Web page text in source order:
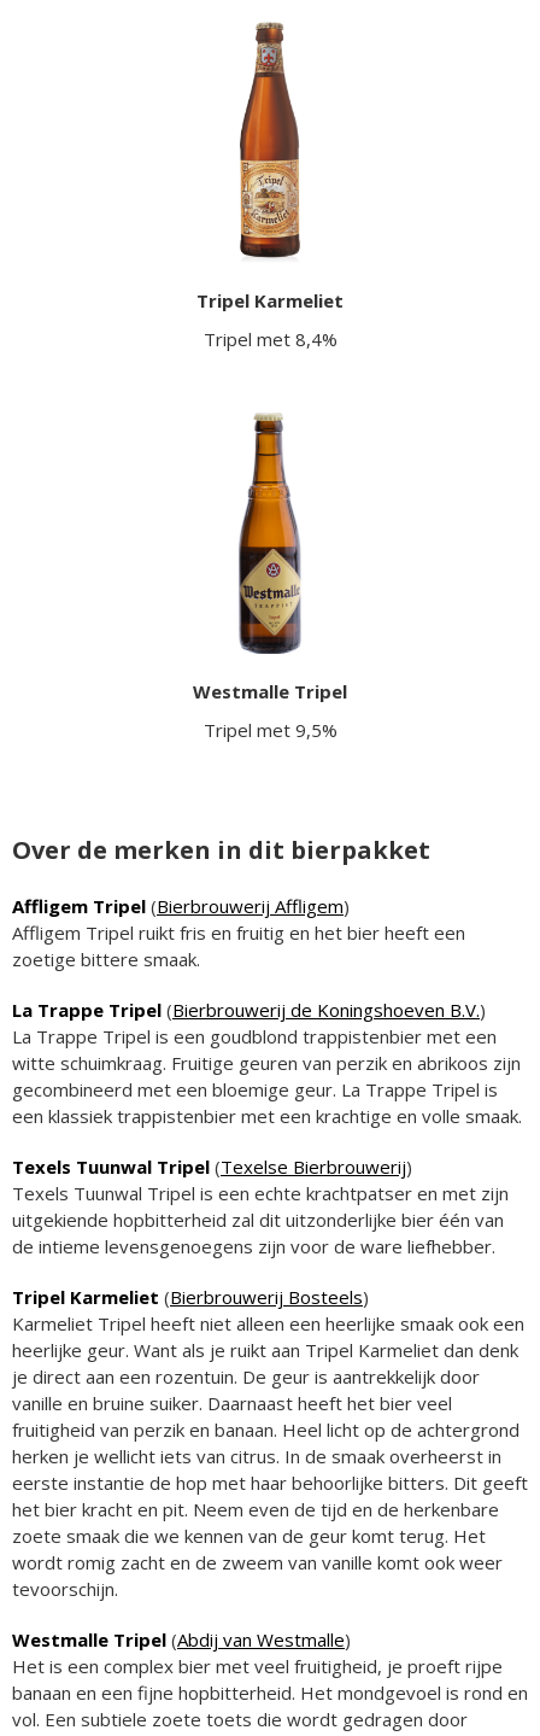
Tripel Karmeliet
Tripel met 8,4%
Westmalle Tripel
Tripel met 9,5%
Over de merken in dit bierpakket
Affligem Tripel (Bierbrouwerij Affligem)
Affligem Tripel ruikt fris en fruitig en het bier heeft een
zoetige bittere smaak.
La Trappe Tripel (Bierbrouwerij de Koningshoeven B.V.)
La Trappe Tripel is een goudblond trappistenbier met een
witte schuimkraag. Fruitige geuren van perzik en abrikoos zijn
gecombineerd met een bloemige geur. La Trappe Tripel is
een klassiek trappistenbier met een krachtige en volle smaak.
Texels Tuunwal Tripel (Texelse Bierbrouwerij)
Texels Tuunwal Tripel is een echte krachtpatser en met zijn
uitgekiende hopbitterheid zal dit uitzonderlijke bier één van
de intieme levensgenoegens zijn voor de ware liefhebber.
Tripel Karmeliet (Bierbrouwerij Bosteels)
Karmeliet Tripel heeft niet alleen een heerlijke smaak ook een
heerlijke geur. Want als je ruikt aan Tripel Karmeliet dan denk
je direct aan een rozentuin. De geur is aantrekkelijk door
vanille en bruine suiker. Daarnaast heeft het bier veel
fruitigheid van perzik en banaan. Heel licht op de achtergrond
herken je wellicht iets van citrus. In de smaak overheerst in
eerste instantie de hop met haar behoorlijke bitters. Dit geeft
het bier kracht en pit. Neem even de tijd en de herkenbare
zoete smaak die we kennen van de geur komt terug. Het
wordt romig zacht en de zweem van vanille komt ook weer
tevoorschijn.
Westmalle Tripel (Abdij van Westmalle)
Het is een complex bier met veel fruitigheid, je proeft rijpe
banaan en een fijne hopbitterheid. Het mondgevoel is rond en
vol. Een subtiele zoete toets die wordt gedragen door